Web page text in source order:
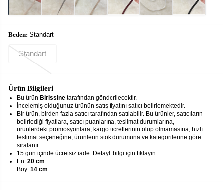
Takımlar keyboard_arrow_down
Giyimkeyboard_arrow_down
Dış
Giyim keyboard_arrow_down
Tesettür
Giyim keyboard_arrow_down
Büyük
Bedenkeyboard_arrow_down
İç
Giyimkeyboard_arrow_down
Beden: Standart
Standart
Ürün Bilgileri
Bu ürün Birissine tarafından gönderilecektir.
İncelemiş olduğunuz ürünün satış fiyatını satıcı belirlemektedir.
Bir ürün, birden fazla satıcı tarafından satılabilir. Bu ürünler, satıcıların
belirlediği fiyatlara, satıcı puanlarına, teslimat durumlarına,
ürünlerdeki promosyonlara, kargo ücretlerinin olup olmamasına, hızlı
teslimat seçeneğine, ürünlerin stok durumuna ve kategorilerine göre
sıralanır.
15 gün içinde ücretsiz iade. Detaylı bilgi için tıklayın.
En: 20 cm
Boy: 14 cm